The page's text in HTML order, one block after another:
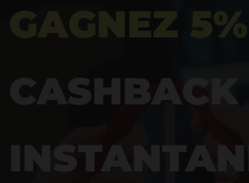
GAGNEZ 5%
CASHBACK
INSTANTANÉ